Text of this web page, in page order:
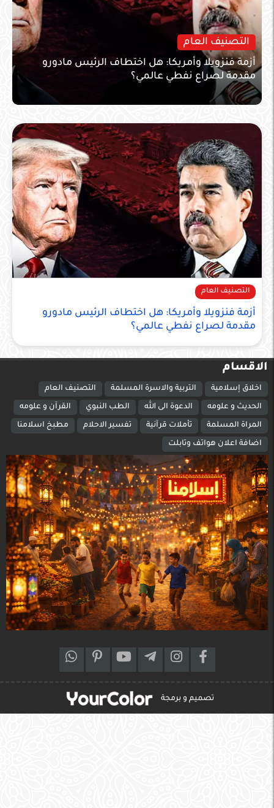
التصنيف العام
أزمة فنزويلا وأمريكا: هل اختطاف الرئيس مادورو
مقدمة لصراع نفطي عالمي؟
التصنيف العام
أزمة فنزويلا وأمريكا: هل اختطاف الرئيس مادورو
مقدمة لصراع نفطي عالمي؟
الاقسام
اخلاق إسلامية التربية والاسرة المسلمة التصنيف العام
الحديث و علومه الدعوة الى الله الطب النبوي القرآن و علومه
المراة المسلمة تأملات قرآنية تفسير الاحلام مطبخ اسلامنا
اضافة اعلان هواتف وتابلت
تصميم و برمجة